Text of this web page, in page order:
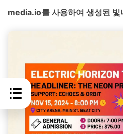
media.io를 사용하여 생성된 빛